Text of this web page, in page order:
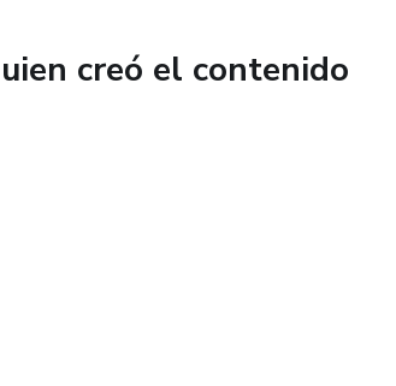
creó el contenido